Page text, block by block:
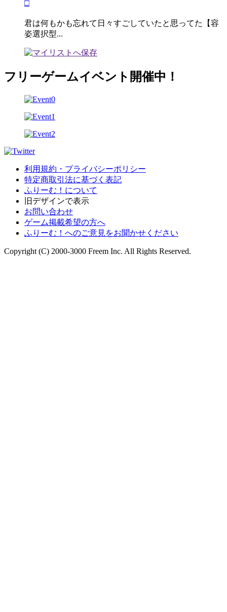
□
君は何もかも忘れて日々すごしていたと思ってた【容
姿選択型...
フリーゲームイベント開催中！
利用規約・プライバシーポリシー
特定商取引法に基づく表記
ふりーむ！について
旧デザインで表示
お問い合わせ
ゲーム掲載希望の方へ
ふりーむ！へのご意見をお聞かせください
Copyright (C) 2000-3000 Freem Inc. All Rights Reserved.